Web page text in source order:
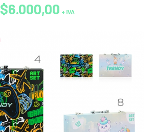
$6.000,00 + IVA